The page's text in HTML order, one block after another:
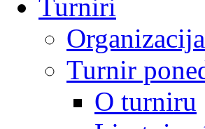
Turniri
Turnir
O turniru